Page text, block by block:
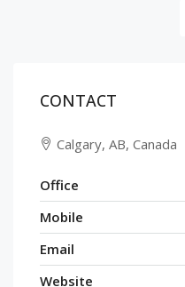
CONTACT
Calgary, AB, Canada
Office
Mobile
Email
Website